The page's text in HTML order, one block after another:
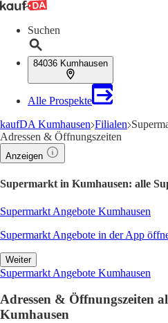
Suchen
84036 Kumhausen
Alle Prospekte
kaufDA Kumhausen Filialen
Adressen & Öffnungszeiten
Anzeigen
Supermarkt in Kumhausen: alle
Supermarkt Angebote Kumhausen
Supermarkt Angebote in der App
Weiter
Supermarkt Angebote Kumhausen
Adressen & Öffnungszeiten
Kumhausen